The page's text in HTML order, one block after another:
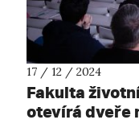
17 / 12 / 2024
Fakulta
otevírá dveře